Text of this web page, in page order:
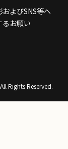
よびSNS等へ
るお願い
Rights Reserved.